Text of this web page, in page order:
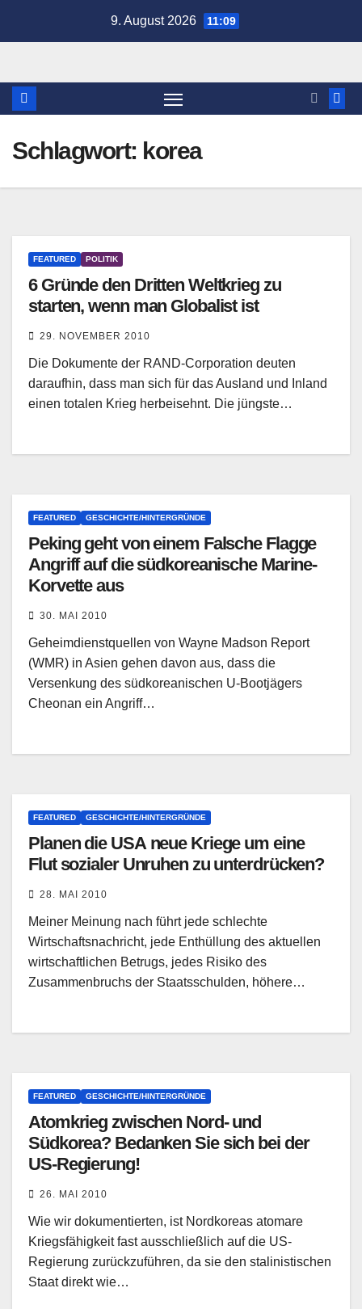
9. August 2026 11:09
Schlagwort: korea
FEATURED POLITIK
6 Gründe den Dritten Weltkrieg zu
starten, wenn man Globalist ist
29. NOVEMBER 2010
Die Dokumente der RAND-Corporation deuten
daraufhin, dass man sich für das Ausland und Inland
einen totalen Krieg herbeisehnt. Die jüngste…
FEATURED GESCHICHTE/HINTERGRÜNDE
Peking geht von einem Falsche Flagge
Angriff auf die südkoreanische Marine-
Korvette aus
30. MAI 2010
Geheimdienstquellen von Wayne Madson Report
(WMR) in Asien gehen davon aus, dass die
Versenkung des südkoreanischen U-Bootjägers
Cheonan ein Angriff…
FEATURED GESCHICHTE/HINTERGRÜNDE
Planen die USA neue Kriege um eine
Flut sozialer Unruhen zu unterdrücken?
28. MAI 2010
Meiner Meinung nach führt jede schlechte
Wirtschaftsnachricht, jede Enthüllung des aktuellen
wirtschaftlichen Betrugs, jedes Risiko des
Zusammenbruchs der Staatsschulden, höhere…
FEATURED GESCHICHTE/HINTERGRÜNDE
Atomkrieg zwischen Nord- und
Südkorea? Bedanken Sie sich bei der
US-Regierung!
26. MAI 2010
Wie wir dokumentierten, ist Nordkoreas atomare
Kriegsfähigkeit fast ausschließlich auf die US-
Regierung zurückzuführen, da sie den stalinistischen
Staat direkt wie…